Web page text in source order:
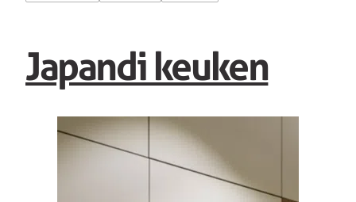
Japandi keuken